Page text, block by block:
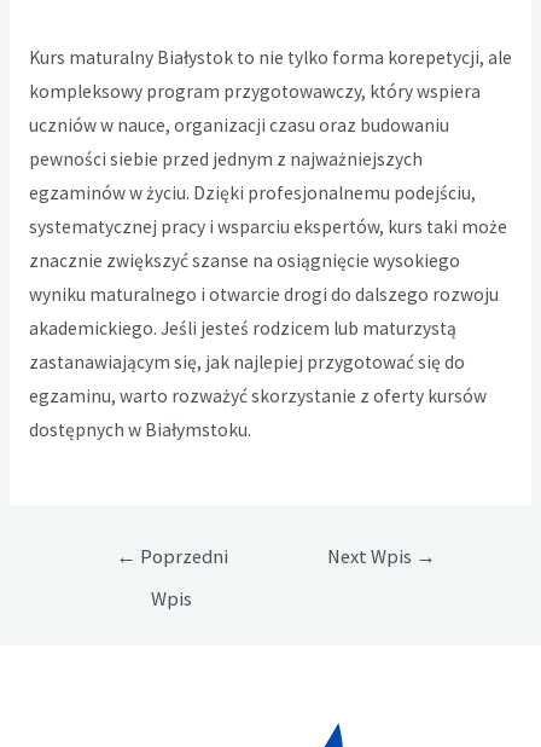
Kurs maturalny Białystok to nie tylko forma korepetycji, ale
kompleksowy program przygotowawczy, który wspiera
uczniów w nauce, organizacji czasu oraz budowaniu
pewności siebie przed jednym z najważniejszych
egzaminów w życiu. Dzięki profesjonalnemu podejściu,
systematycznej pracy i wsparciu ekspertów, kurs taki może
znacznie zwiększyć szanse na osiągnięcie wysokiego
wyniku maturalnego i otwarcie drogi do dalszego rozwoju
akademickiego. Jeśli jesteś rodzicem lub maturzystą
zastanawiającym się, jak najlepiej przygotować się do
egzaminu, warto rozważyć skorzystanie z oferty kursów
dostępnych w Białymstoku.
Nawigacja
← Poprzedni
Wpis
Next Wpis →